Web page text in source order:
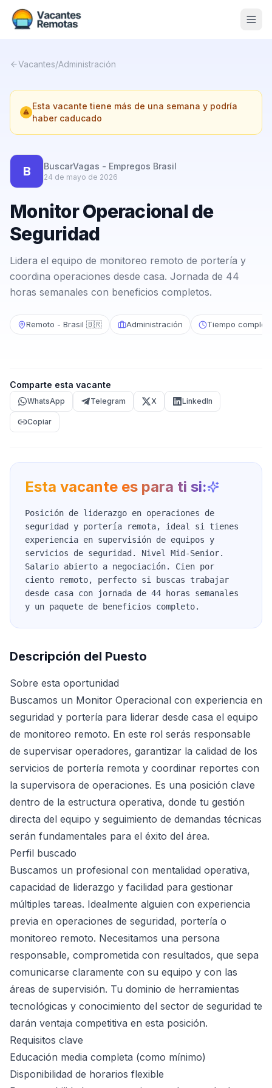
Nosotros
Contacto
Calculadora Freelance
Vacantes/Administración
Esta vacante tiene más de una semana y podría
haber caducado
B BuscarVagas - Empregos Brasil
24 de mayo de 2026
Monitor Operacional de
Seguridad
Lidera el equipo de monitoreo remoto de portería y
coordina operaciones desde casa. Jornada de 44
horas semanales con beneficios completos.
Remoto - Brasil 🇧🇷 Administración Tiempo
Comparte esta vacante
WhatsApp Telegram X LinkedIn
Copiar
Esta vacante es para ti si:
Posición de liderazgo en operaciones de
seguridad y portería remota, ideal si tienes
experiencia en supervisión de equipos y
servicios de seguridad. Nivel Mid-Senior.
Salario abierto a negociación. Cien por
ciento remoto, perfecto si buscas trabajar
desde casa con jornada de 44 horas semanales
y un paquete de beneficios completo.
Descripción del Puesto
Sobre esta oportunidad
Buscamos un Monitor Operacional con experiencia en
seguridad y portería para liderar desde casa el equipo
de monitoreo remoto. En este rol serás responsable
de supervisar operadores, garantizar la calidad de los
servicios de portería remota y coordinar reportes con
la supervisora de operaciones. Es una posición clave
dentro de la estructura operativa, donde tu gestión
directa del equipo y seguimiento de demandas técnicas
serán fundamentales para el éxito del área.
Perfil buscado
Buscamos un profesional con mentalidad operativa,
capacidad de liderazgo y facilidad para gestionar
múltiples tareas. Idealmente alguien con experiencia
previa en operaciones de seguridad, portería o
monitoreo remoto. Necesitamos una persona
responsable, comprometida con resultados, que sepa
comunicarse claramente con su equipo y con las
áreas de supervisión. Tu dominio de herramientas
tecnológicas y conocimiento del sector de seguridad te
darán ventaja competitiva en esta posición.
Requisitos clave
Educación media completa (como mínimo)
Disponibilidad de horarios flexible